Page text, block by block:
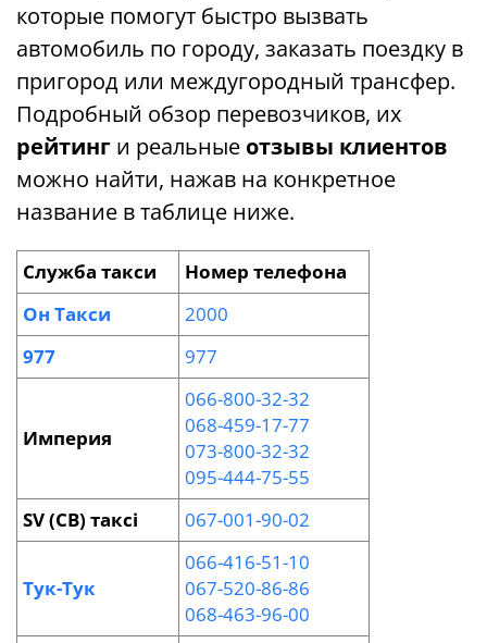
которые помогут быстро вызвать
автомобиль по городу, заказать поездку в
пригород или междугородный трансфер.
Подробный обзор перевозчиков, их
рейтинг и реальные отзывы клиентов
можно найти, нажав на конкретное
название в таблице ниже.
Служба такси
Номер телефона
Он Такси
2000
977
977
Империя
066-800-32-32
068-459-17-77
073-800-32-32
095-444-75-55
SV (СВ) таксі
067-001-90-02
Тук-Тук
066-416-51-10
067-520-86-86
068-463-96-00